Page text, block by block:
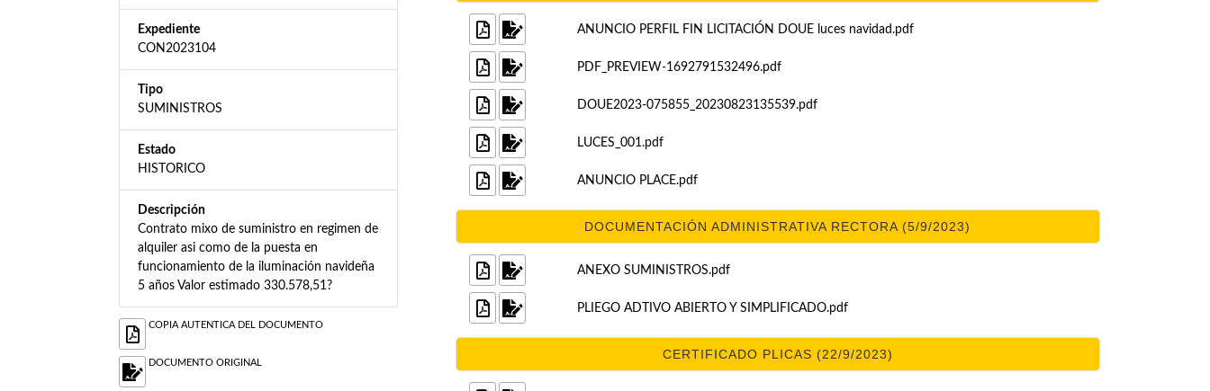
Expediente
CON2023104
Tipo
SUMINISTROS
Estado
HISTORICO
Descripción
Contrato mixo de suministro en regimen de
alquiler asi como de la puesta en
funcionamiento de la iluminación navideña
5 años Valor estimado 330.578,51?
COPIA AUTENTICA DEL DOCUMENTO
DOCUMENTO ORIGINAL
ANUNCIO PERFIL FIN LICITACIÓN DOUE luces navidad.pdf
PDF_PREVIEW-1692791532496.pdf
DOUE2023-075855_20230823135539.pdf
LUCES_001.pdf
ANUNCIO PLACE.pdf
DOCUMENTACIÓN ADMINISTRATIVA RECTORA (5/9/2023)
ANEXO SUMINISTROS.pdf
PLIEGO ADTIVO ABIERTO Y SIMPLIFICADO.pdf
CERTIFICADO PLICAS (22/9/2023)